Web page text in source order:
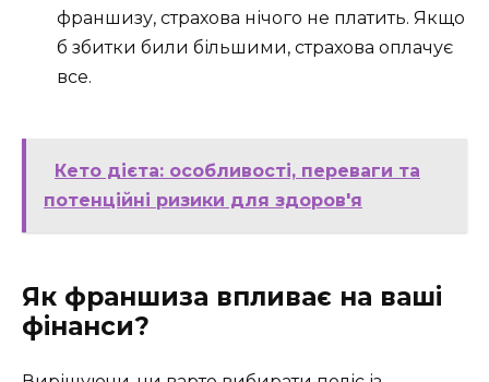
франшизу, страхова нічого не платить. Якщо
б збитки били більшими, страхова оплачує
все.
Кето дієта: особливості, переваги та
потенційні ризики для здоров'я
Як франшиза впливає на ваші
фінанси?